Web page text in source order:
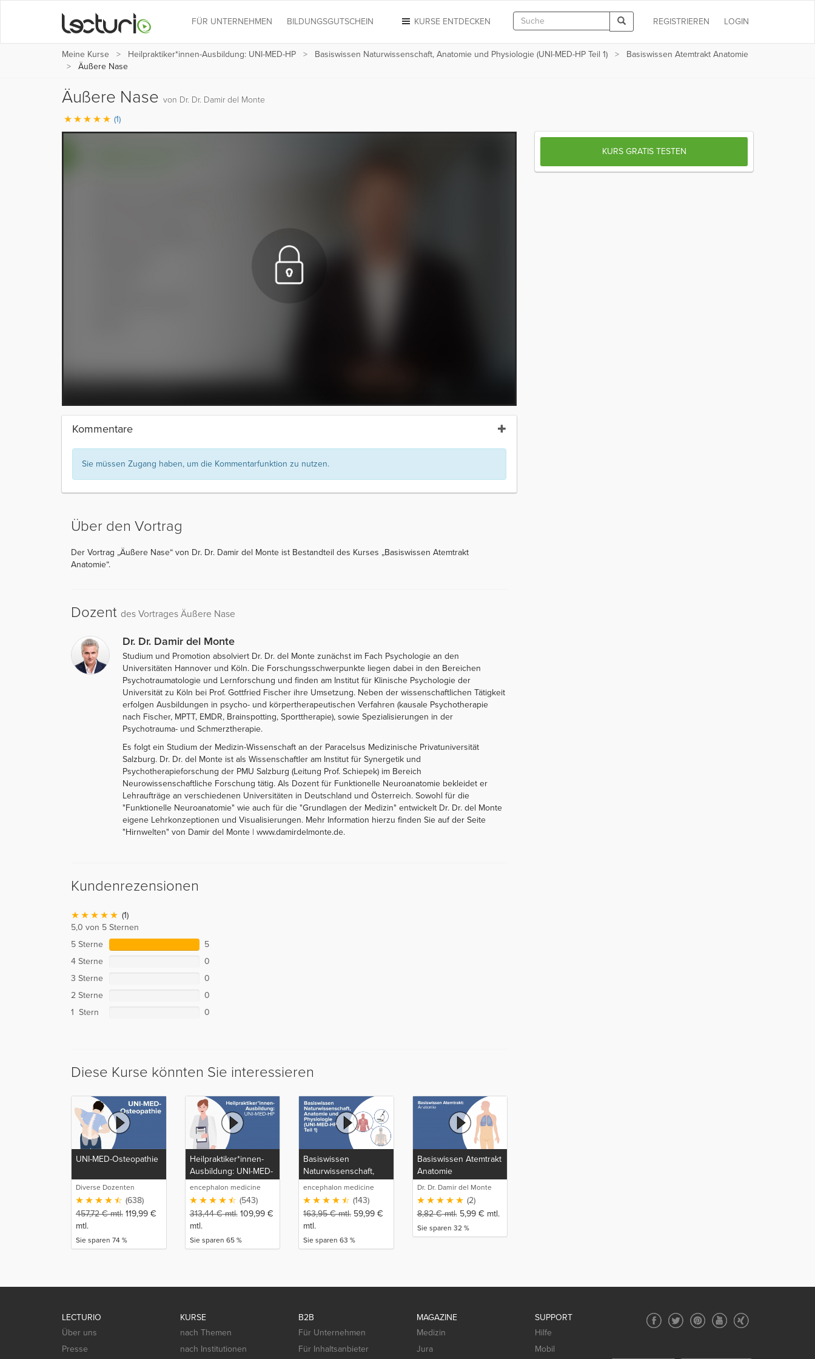
LOGIN
REGISTRIEREN
KURSE ENTDECKEN
FÜR UNTERNEHMEN BILDUNGSGUTSCHEIN
Meine Kurse Heilpraktiker*innen-Ausbildung: UNI-MED-HP Basiswissen Naturwissenschaft, Anatomie und Physiologie (UNI-MED-HP Teil 1)
Basiswissen Atemtrakt Anatomie
Äußere Nase
Äußere Nase von Dr. Dr. Damir del Monte
(1)
Kommentare
Sie müssen Zugang haben, um die Kommentarfunktion zu nutzen.
Über den Vortrag
Der Vortrag „Äußere Nase“ von Dr. Dr. Damir del Monte ist Bestandteil des Kurses „Basiswissen Atemtrakt
Anatomie“.
Dozent des Vortrages Äußere Nase
Dr. Dr. Damir del Monte
Studium und Promotion absolviert Dr. Dr. del Monte zunächst im Fach Psychologie an den
Universitäten Hannover und Köln. Die Forschungsschwerpunkte liegen dabei in den Bereichen
Psychotraumatologie und Lernforschung und finden am Institut für Klinische Psychologie der
Universität zu Köln bei Prof. Gottfried Fischer ihre Umsetzung. Neben der wissenschaftlichen Tätigkeit
erfolgen Ausbildungen in psycho- und körpertherapeutischen Verfahren (kausale Psychotherapie
nach Fischer, MPTT, EMDR, Brainspotting, Sporttherapie), sowie Spezialisierungen in der
Psychotrauma- und Schmerztherapie.
Es folgt ein Studium der Medizin-Wissenschaft an der Paracelsus Medizinische Privatuniversität
Salzburg. Dr. Dr. del Monte ist als Wissenschaftler am Institut für Synergetik und
Psychotherapieforschung der PMU Salzburg (Leitung Prof. Schiepek) im Bereich
Neurowissenschaftliche Forschung tätig. Als Dozent für Funktionelle Neuroanatomie bekleidet er
Lehraufträge an verschiedenen Universitäten in Deutschland und Österreich. Sowohl für die
"Funktionelle Neuroanatomie" wie auch für die "Grundlagen der Medizin" entwickelt Dr. Dr. del Monte
eigene Lehrkonzeptionen und Visualisierungen. Mehr Information hierzu finden Sie auf der Seite
"Hirnwelten" von Damir del Monte | www.damirdelmonte.de.
Kundenrezensionen
(1)
5,0 von 5 Sternen
5 Sterne
5
4 Sterne
0
3 Sterne
0
2 Sterne
0
1 Stern
0
Diese Kurse könnten Sie interessieren
UNI-MED-Osteopathie
Diverse Dozenten
(638)
457,72€mtl. 119,99 €
mtl.
Sie sparen 74 %
Heilpraktiker*innen-
Ausbildung: UNI-MED-
encephalon medicine
media production GmbH
(543)
313,44€mtl. 109,99 €
mtl.
Sie sparen 65 %
Basiswissen
Naturwissenschaft,
Anatomie und
Physiologie (UNI-MED-
encephalon medicine
media production GmbH
(143)
163,95€mtl. 59,99 €
mtl.
Sie sparen 63 %
Basiswissen Atemtrakt
Anatomie
Dr. Dr. Damir del Monte
(2)
8,82€mtl. 5,99 € mtl.
Sie sparen 32 %
KURS GRATIS TESTEN
LECTURIO
Über uns
Presse
KURSE
nach Themen
nach Institutionen
B2B
Für Unternehmen
Für Inhaltsanbieter
MAGAZINE
Medizin
Jura
SUPPORT
Hilfe
Mobil